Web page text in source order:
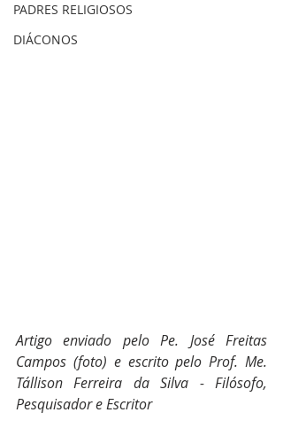
PADRES RELIGIOSOS
DIÁCONOS
Artigo enviado pelo Pe. José Freitas
Campos (foto) e escrito pelo Prof. Me.
Tállison Ferreira da Silva - Filósofo,
Pesquisador e Escritor